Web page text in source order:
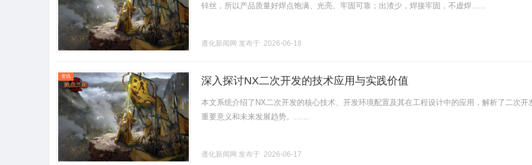
锌丝，所以产品质量好焊点饱满、光亮、牢固可靠；出渣少，焊接牢固，不虚焊......
遵化新闻网 发布于 2026-06-18
资讯 深入探讨NX二次开发的技术应用与实践价值
本文系统介绍了NX二次开发的核心技术、开发环境配置及其在工程设计中的应用，解析了二次开
重要意义和未来发展趋势。......
遵化新闻网 发布于 2026-06-17